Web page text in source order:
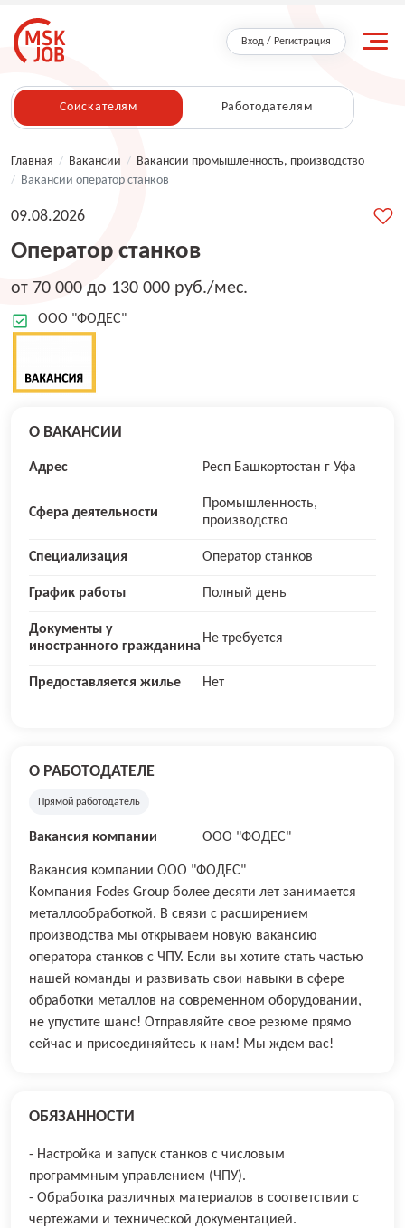
Вход / Регистрация
Соискателям Работодателям
Главная / Вакансии / Вакансии промышленность, производство
/ Вакансии оператор станков
Оператор станков
09.08.2026
от 70 000 до 130 000 руб./мес.
ООО "ФОДЕС"
О ВАКАНСИИ
Адрес Респ Башкортостан г Уфа
Сфера деятельности
Промышленность,
производство
Специализация Оператор станков
График работы Полный день
Документы у
иностранного гражданина
Не требуется
Предоставляется жилье Нет
О РАБОТОДАТЕЛЕ
Прямой работодатель
Вакансия компании ООО "ФОДЕС"
Вакансия компании ООО "ФОДЕС"
Компания Fodes Group более десяти лет занимается
металлообработкой. В связи с расширением
производства мы открываем новую вакансию
оператора станков с ЧПУ. Если вы хотите стать частью
нашей команды и развивать свои навыки в сфере
обработки металлов на современном оборудовании,
не упустите шанс! Отправляйте свое резюме прямо
сейчас и присоединяйтесь к нам! Мы ждем вас!
ОБЯЗАННОСТИ
- Настройка и запуск станков с числовым
программным управлением (ЧПУ).
- Обработка различных материалов в соответствии с
чертежами и технической документацией.